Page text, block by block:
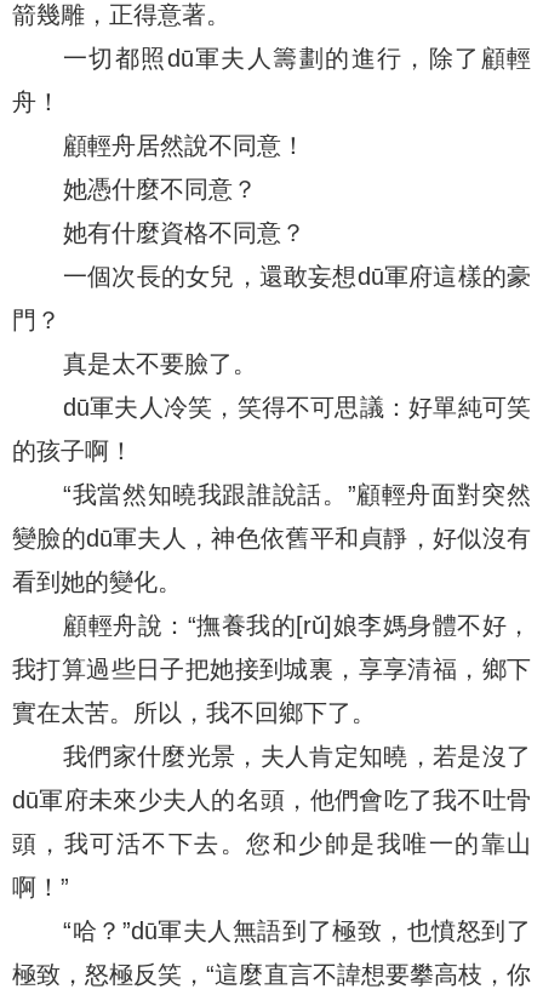
箭幾雕，正得意著。
一切都照dū軍夫人籌劃的進行，除了顧輕
舟！
顧輕舟居然說不同意！
她憑什麼不同意？
她有什麼資格不同意？
一個次長的女兒，還敢妄想dū軍府這樣的豪
門？
真是太不要臉了。
dū軍夫人冷笑，笑得不可思議：好單純可笑
的孩子啊！
“我當然知曉我跟誰說話。”顧輕舟面對突然
變臉的dū軍夫人，神色依舊平和貞靜，好似沒有
看到她的變化。
顧輕舟說：“撫養我的[rǔ]娘李媽身體不好，
我打算過些日子把她接到城裏，享享清福，鄉下
實在太苦。所以，我不回鄉下了。
我們家什麼光景，夫人肯定知曉，若是沒了
dū軍府未來少夫人的名頭，他們會吃了我不吐骨
頭，我可活不下去。您和少帥是我唯一的靠山
啊！”
“哈？”dū軍夫人無語到了極致，也憤怒到了
極致，怒極反笑，“這麼直言不諱想要攀高枝，你